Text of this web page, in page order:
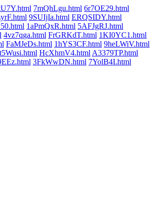
7mQhLgu.html 6r7OE29.html
9SUIjIa.html ERQSIDY.html
1aPmQxR.html 5AFJgRJ.html
4vz7qga.html FrGRKdT.html 1KI0YC1.html
FaMJeDs.html 1hYS3CF.html 9heLWiV.html
HcXhmV4.html A3379TP.html
3FkWwDN.html 7YolB4I.html